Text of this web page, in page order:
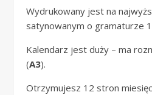
Wydrukowany jest na
satynowanym o gramaturze
Kalendarz jest duży – ma
(A3).
Otrzymujesz 12 stron